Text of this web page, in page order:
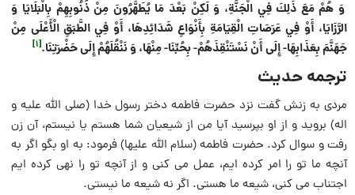
وَ هُمْ مَعَ ذَلِكَ فِي الْجَنَّةِ، وَ لَكِنْ بَعْدَ مَا يُطَهَّرُونَ مِنْ ذُنُوبِهِمْ بِالْبَلَايَا وَ
الرَّزَايَا، أَوْ فِي عَرَصَاتِ الْقِيَامَةِ بِأَنْوَاعِ شَدَائِدِهَا، أَوْ فِي الطَّبَقِ الْأَعْلَى مِنْ
جَهَنَّمَ بِعَذَابِهَا- إِلَى أَنْ نَسْتَنْقِذَهُمْ- بِحُبِّنَا- مِنْهَا، وَ نَنْقُلَهُمْ إِلَى حَضْرَتِنَا.[1]
ترجمه حدیث
مردى به زنش گفت نزد حضرت فاطمه دختر رسول خدا (صلى اللَّه عليه و
اله) برويد و از او بپرسيد آيا من از شيعيان شما هستم يا نيستم، آن زن
رفت و سوال كرد. حضرت فاطمه (سلام اللَّه عليها) فرمود: به او بگو اگر به
آنچه ما تو را امر کرده ایم، عمل مى ‏كنى و از آنچه تو را نهی کرده ایم
اجتناب می کنی، شيعه ما هستى. اگر نه شیعه ما نیستی.